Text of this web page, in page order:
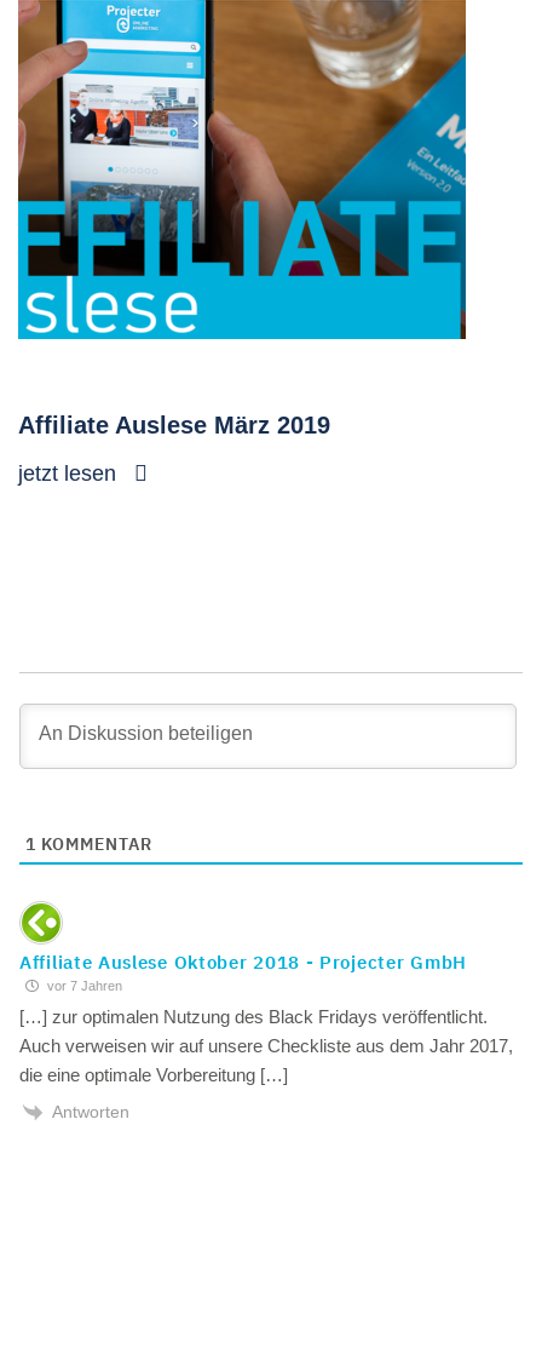
Affiliate Auslese März 2019
jetzt lesen
1 KOMMENTAR
Affiliate Auslese Oktober 2018 - Projecter GmbH
vor 7 Jahren
[…] zur optimalen Nutzung des Black Fridays veröffentlicht.
Auch verweisen wir auf unsere Checkliste aus dem Jahr 2017,
die eine optimale Vorbereitung […]
Antworten